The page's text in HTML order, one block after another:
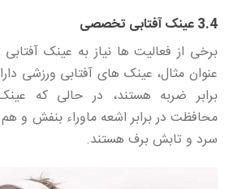
3.4 عینک آفتابی تخصصی
برخی از فعالیت ها نیاز به عینک
عنوان مثال، عینک های آفتابی ورزشی
برابر ضربه هستند، در حالی که
محافظت در برابر اشعه ماوراء بنفش و هم
سرد و تابش برف هستند.